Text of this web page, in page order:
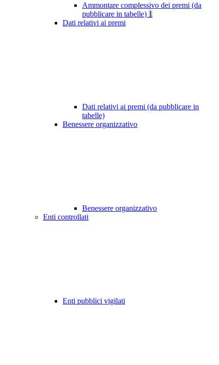
Ammontare complessivo dei premi (da
pubblicare in tabelle) 1
Dati relativi ai premi
Dati relativi ai premi (da pubblicare in
tabelle)
Benessere organizzativo
Benessere organizzativo
Enti controllati
Enti pubblici vigilati